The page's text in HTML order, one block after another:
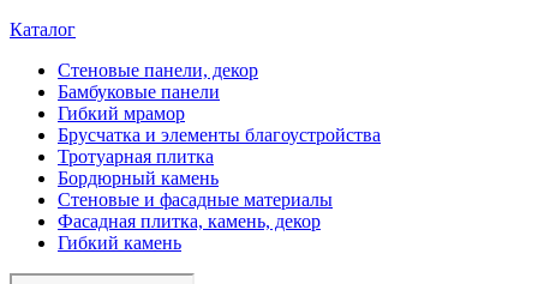
Каталог
Стеновые панели, декор
Бамбуковые панели
Гибкий мрамор
Брусчатка и элементы благоустройства
Тротуарная плитка
Бордюрный камень
Стеновые и фасадные материалы
Фасадная плитка, камень, декор
Гибкий камень